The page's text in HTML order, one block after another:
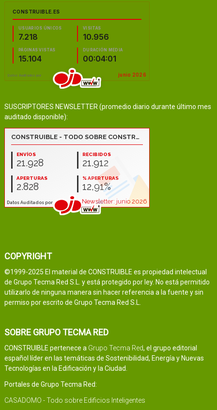
SUSCRIPTORES NEWSLETTER (promedio diario durante último mes
auditado disponible):
COPYRIGHT
©1999-2025 El material de CONSTRUIBLE es propiedad intelectual
de Grupo Tecma Red S.L. y está protegido por ley. No está permitido
utilizarlo de ninguna manera sin hacer referencia a la fuente y sin
permiso por escrito de Grupo Tecma Red S.L.
SOBRE GRUPO TECMA RED
CONSTRUIBLE pertenece a Grupo Tecma Red, el grupo editorial
español líder en las temáticas de Sostenibilidad, Energía y Nuevas
Tecnologías en la Edificación y la Ciudad.
Portales de Grupo Tecma Red:
CASADOMO - Todo sobre Edificios Inteligentes